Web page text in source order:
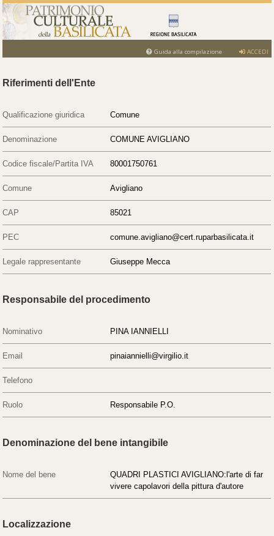
Guida alla compilazione ACCEDI
Riferimenti dell'Ente
Qualificazione giuridica Comune
Denominazione COMUNE AVIGLIANO
Codice fiscale/Partita IVA 80001750761
Comune Avigliano
CAP 85021
PEC comune.avigliano@cert.ruparbasilicata.it
Legale rappresentante Giuseppe Mecca
Responsabile del procedimento
Nominativo PINA IANNIELLI
Email pinaiannielli@virgilio.it
Telefono
Ruolo Responsabile P.O.
Denominazione del bene intangibile
Nome del bene
QUADRI PLASTICI AVIGLIANO:l'arte di far
vivere capolavori della pittura d'autore
Localizzazione